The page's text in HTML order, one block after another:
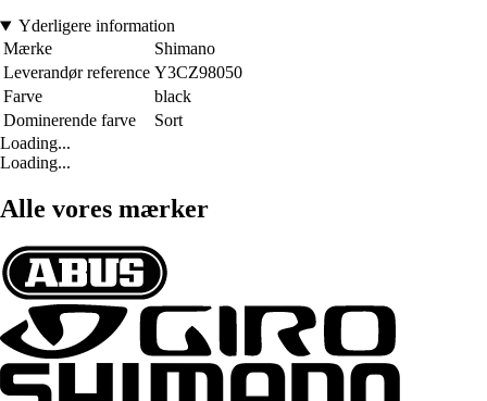
Yderligere information
Mærke
Shimano
Leverandør reference Y3CZ98050
Farve
black
Dominerende farve
Sort
Loading...
Loading...
Alle vores mærker